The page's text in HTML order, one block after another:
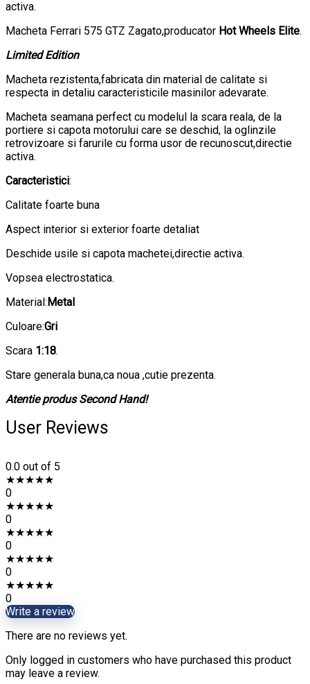
activa.
Macheta Ferrari 575 GTZ Zagato,producator Hot Wheels Elite.
Limited Edition
Macheta rezistenta,fabricata din material de calitate si
respecta in detaliu caracteristicile masinilor adevarate.
Macheta seamana perfect cu modelul la scara reala, de la
portiere si capota motorului care se deschid, la oglinzile
retrovizoare si farurile cu forma usor de recunoscut,directie
activa.
Caracteristici:
Calitate foarte buna
Aspect interior si exterior foarte detaliat
Deschide usile si capota machetei,directie activa.
Vopsea electrostatica.
Material:Metal
Culoare:Gri
Scara 1:18.
Stare generala buna,ca noua ,cutie prezenta.
Atentie produs Second Hand!
User Reviews
0.0 out of 5
★★★★★
0
★★★★★
0
★★★★★
0
★★★★★
0
★★★★★
0
Write a review
There are no reviews yet.
Only logged in customers who have purchased this product
may leave a review.